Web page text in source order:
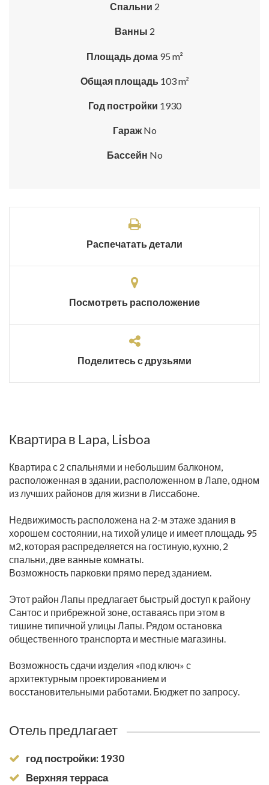
Спальни 2
Ванны 2
Площадь дома 95 m²
Общая площадь 103 m²
Год постройки 1930
ГаражNo
Бассейн No
Распечатать детали
Посмотреть расположение
Поделитесь с друзьями
Квартира в Lapa, Lisboa
Квартира с 2 спальнями и небольшим балконом,
расположенная в здании, расположенном в Лапе, одном
из лучших районов для жизни в Лиссабоне.
Недвижимость расположена на 2-м этаже здания в
хорошем состоянии, на тихой улице и имеет площадь 95
м2, которая распределяется на гостиную, кухню, 2
спальни, две ванные комнаты.
Возможность парковки прямо перед зданием.
Этот район Лапы предлагает быстрый доступ к району
Сантос и прибрежной зоне, оставаясь при этом в
тишине типичной улицы Лапы. Рядом остановка
общественного транспорта и местные магазины.
Возможность сдачи изделия «под ключ» с
архитектурным проектированием и
восстановительными работами. Бюджет по запросу.
Отель предлагает
год постройки: 1930
Верхняя терраса